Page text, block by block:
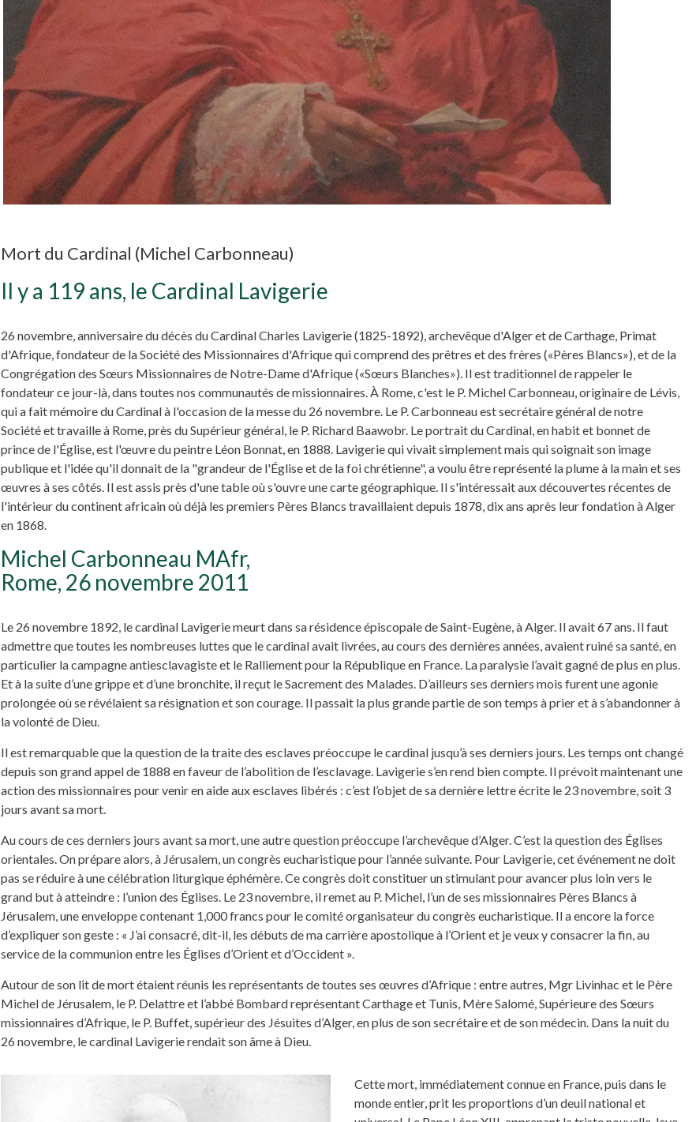
Mort du Cardinal (Michel Carbonneau)
Il y a 119 ans, le Cardinal Lavigerie
26 novembre, anniversaire du décès du Cardinal Charles Lavigerie (1825-1892), archevêque d'Alger et de Carthage, Primat
d'Afrique, fondateur de la Société des Missionnaires d'Afrique qui comprend des prêtres et des frères («Pères Blancs»), et de la
Congrégation des Sœurs Missionnaires de Notre-Dame d'Afrique («Sœurs Blanches»). Il est traditionnel de rappeler le
fondateur ce jour-là, dans toutes nos communautés de missionnaires. À Rome, c'est le P. Michel Carbonneau, originaire de Lévis,
qui a fait mémoire du Cardinal à l'occasion de la messe du 26 novembre. Le P. Carbonneau est secrétaire général de notre
Société et travaille à Rome, près du Supérieur général, le P. Richard Baawobr. Le portrait du Cardinal, en habit et bonnet de
prince de l'Église, est l'œuvre du peintre Léon Bonnat, en 1888. Lavigerie qui vivait simplement mais qui soignait son image
publique et l'idée qu'il donnait de la "grandeur de l'Église et de la foi chrétienne", a voulu être représenté la plume à la main et ses
œuvres à ses côtés. Il est assis près d'une table où s'ouvre une carte géographique. Il s'intéressait aux découvertes récentes de
l'intérieur du continent africain où déjà les premiers Pères Blancs travaillaient depuis 1878, dix ans après leur fondation à Alger
en 1868.
Michel Carbonneau MAfr,
Rome, 26 novembre 2011
Le 26 novembre 1892, le cardinal Lavigerie meurt dans sa résidence épiscopale de Saint-Eugène, à Alger. Il avait 67 ans. Il faut
admettre que toutes les nombreuses luttes que le cardinal avait livrées, au cours des dernières années, avaient ruiné sa santé, en
particulier la campagne antiesclavagiste et le Ralliement pour la République en France. La paralysie l’avait gagné de plus en plus.
Et à la suite d’une grippe et d’une bronchite, il reçut le Sacrement des Malades. D’ailleurs ses derniers mois furent une agonie
prolongée où se révélaient sa résignation et son courage. Il passait la plus grande partie de son temps à prier et à s’abandonner à
la volonté de Dieu.
Il est remarquable que la question de la traite des esclaves préoccupe le cardinal jusqu’à ses derniers jours. Les temps ont changé
depuis son grand appel de 1888 en faveur de l’abolition de l’esclavage. Lavigerie s’en rend bien compte. Il prévoit maintenant une
action des missionnaires pour venir en aide aux esclaves libérés : c’est l’objet de sa dernière lettre écrite le 23 novembre, soit 3
jours avant sa mort.
Au cours de ces derniers jours avant sa mort, une autre question préoccupe l’archevêque d’Alger. C’est la question des Églises
orientales. On prépare alors, à Jérusalem, un congrès eucharistique pour l’année suivante. Pour Lavigerie, cet événement ne doit
pas se réduire à une célébration liturgique éphémère. Ce congrès doit constituer un stimulant pour avancer plus loin vers le
grand but à atteindre : l’union des Églises. Le 23 novembre, il remet au P. Michel, l’un de ses missionnaires Pères Blancs à
Jérusalem, une enveloppe contenant 1,000 francs pour le comité organisateur du congrès eucharistique. Il a encore la force
d’expliquer son geste : « J’ai consacré, dit-il, les débuts de ma carrière apostolique à l’Orient et je veux y consacrer la fin, au
service de la communion entre les Églises d’Orient et d’Occident ».
Autour de son lit de mort étaient réunis les représentants de toutes ses œuvres d’Afrique : entre autres, Mgr Livinhac et le Père
Michel de Jérusalem, le P. Delattre et l’abbé Bombard représentant Carthage et Tunis, Mère Salomé, Supérieure des Sœurs
missionnaires d’Afrique, le P. Buffet, supérieur des Jésuites d’Alger, en plus de son secrétaire et de son médecin. Dans la nuit du
26 novembre, le cardinal Lavigerie rendait son âme à Dieu.
Cette mort, immédiatement connue en France, puis dans le
monde entier, prit les proportions d’un deuil national et